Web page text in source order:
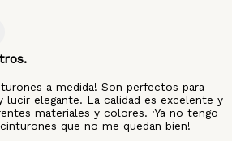
a medida! Son perfectos para
lucir elegante. La calidad es excelente y
materiales y colores. ¡Ya no tengo
que no me quedan bien!